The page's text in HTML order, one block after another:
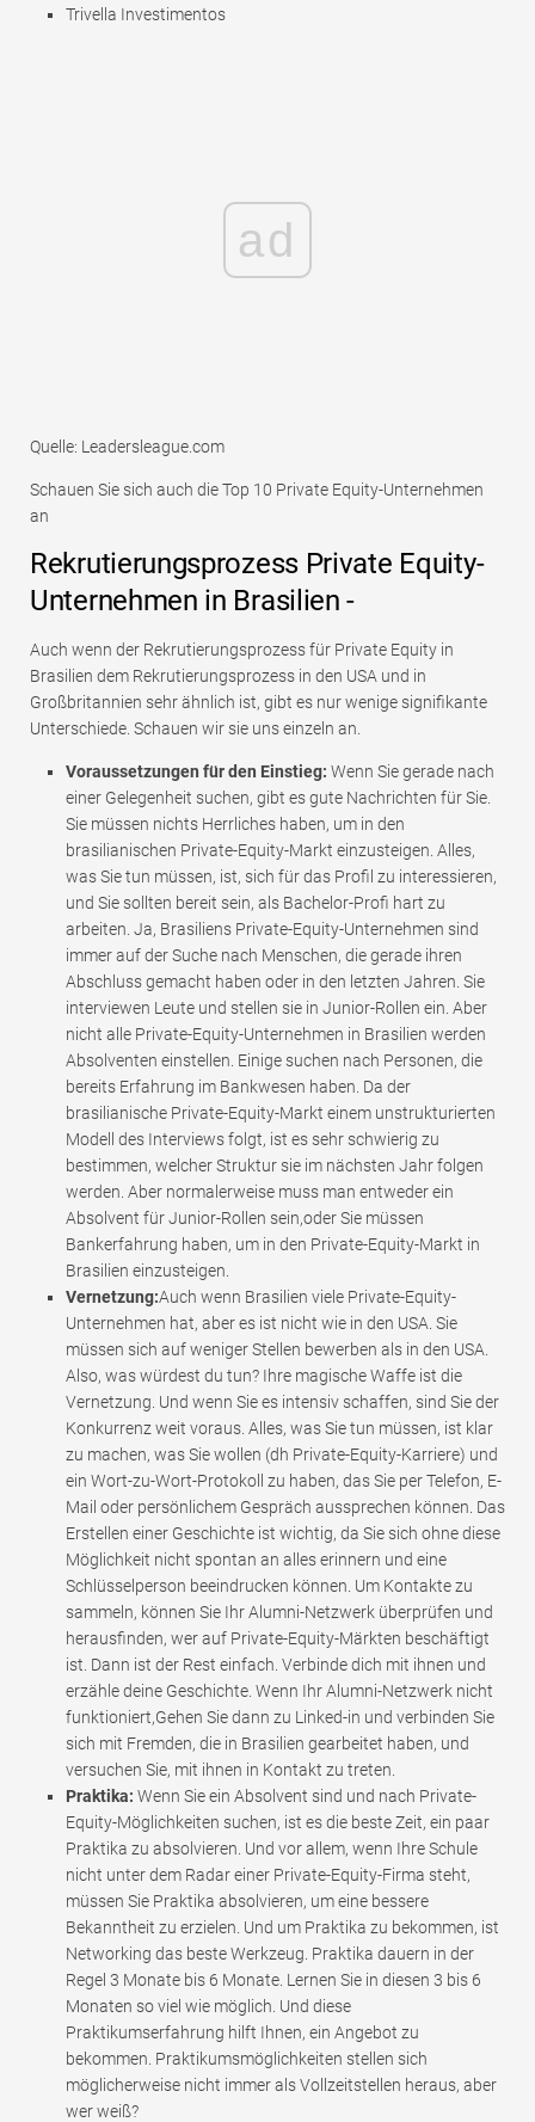
Trivella Investimentos
ad
Quelle: Leadersleague.com
Schauen Sie sich auch die Top 10 Private Equity-Unternehmen
an
Rekrutierungsprozess Private Equity-
Unternehmen in Brasilien -
Auch wenn der Rekrutierungsprozess für Private Equity in
Brasilien dem Rekrutierungsprozess in den USA und in
Großbritannien sehr ähnlich ist, gibt es nur wenige signifikante
Unterschiede. Schauen wir sie uns einzeln an.
Voraussetzungen für den Einstieg: Wenn Sie gerade nach
einer Gelegenheit suchen, gibt es gute Nachrichten für Sie.
Sie müssen nichts Herrliches haben, um in den
brasilianischen Private-Equity-Markt einzusteigen. Alles,
was Sie tun müssen, ist, sich für das Profil zu interessieren,
und Sie sollten bereit sein, als Bachelor-Profi hart zu
arbeiten. Ja, Brasiliens Private-Equity-Unternehmen sind
immer auf der Suche nach Menschen, die gerade ihren
Abschluss gemacht haben oder in den letzten Jahren. Sie
interviewen Leute und stellen sie in Junior-Rollen ein. Aber
nicht alle Private-Equity-Unternehmen in Brasilien werden
Absolventen einstellen. Einige suchen nach Personen, die
bereits Erfahrung im Bankwesen haben. Da der
brasilianische Private-Equity-Markt einem unstrukturierten
Modell des Interviews folgt, ist es sehr schwierig zu
bestimmen, welcher Struktur sie im nächsten Jahr folgen
werden. Aber normalerweise muss man entweder ein
Absolvent für Junior-Rollen sein,oder Sie müssen
Bankerfahrung haben, um in den Private-Equity-Markt in
Brasilien einzusteigen.
Vernetzung:Auch wenn Brasilien viele Private-Equity-
Unternehmen hat, aber es ist nicht wie in den USA. Sie
müssen sich auf weniger Stellen bewerben als in den USA.
Also, was würdest du tun? Ihre magische Waffe ist die
Vernetzung. Und wenn Sie es intensiv schaffen, sind Sie der
Konkurrenz weit voraus. Alles, was Sie tun müssen, ist klar
zu machen, was Sie wollen (dh Private-Equity-Karriere) und
ein Wort-zu-Wort-Protokoll zu haben, das Sie per Telefon, E-
Mail oder persönlichem Gespräch aussprechen können. Das
Erstellen einer Geschichte ist wichtig, da Sie sich ohne diese
Möglichkeit nicht spontan an alles erinnern und eine
Schlüsselperson beeindrucken können. Um Kontakte zu
sammeln, können Sie Ihr Alumni-Netzwerk überprüfen und
herausfinden, wer auf Private-Equity-Märkten beschäftigt
ist. Dann ist der Rest einfach. Verbinde dich mit ihnen und
erzähle deine Geschichte. Wenn Ihr Alumni-Netzwerk nicht
funktioniert,Gehen Sie dann zu Linked-in und verbinden Sie
sich mit Fremden, die in Brasilien gearbeitet haben, und
versuchen Sie, mit ihnen in Kontakt zu treten.
Praktika: Wenn Sie ein Absolvent sind und nach Private-
Equity-Möglichkeiten suchen, ist es die beste Zeit, ein paar
Praktika zu absolvieren. Und vor allem, wenn Ihre Schule
nicht unter dem Radar einer Private-Equity-Firma steht,
müssen Sie Praktika absolvieren, um eine bessere
Bekanntheit zu erzielen. Und um Praktika zu bekommen, ist
Networking das beste Werkzeug. Praktika dauern in der
Regel 3 Monate bis 6 Monate. Lernen Sie in diesen 3 bis 6
Monaten so viel wie möglich. Und diese
Praktikumserfahrung hilft Ihnen, ein Angebot zu
bekommen. Praktikumsmöglichkeiten stellen sich
möglicherweise nicht immer als Vollzeitstellen heraus, aber
wer weiß?